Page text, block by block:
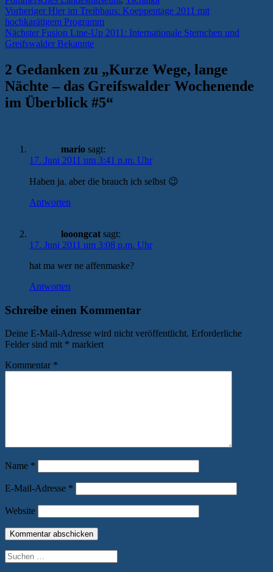
Beitragsnavigation
Vorheriger Vorheriger
Beitrag:
Hier im Treibhaus: Koeppentage 2011 mit
hochkarätigem Programm
Nächster Nächster
Beitrag:
Fusion Line-Up 2011: Internationale Sternchen und
Greifswalder Bekannte
2 Gedanken zu „Kurze Wege, lange
Nächte – das Greifswalder Wochenende
im Überblick #5“
mario sagt:
17. Juni 2011 um 3:41 p.m. Uhr
Haben ja. aber die brauch ich selbst 😉
Antworten
looongcat sagt:
17. Juni 2011 um 3:08 p.m. Uhr
hat ma wer ne affenmaske?
Antworten
Schreibe einen Kommentar
Deine E-Mail-Adresse wird nicht veröffentlicht. Erforderliche
Felder sind mit * markiert
Kommentar *
Name *
E-Mail-Adresse *
Website
Suchen
nach: